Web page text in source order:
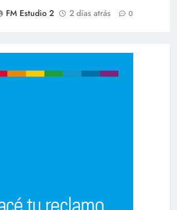
FM Estudio 2 2 días atrás 0